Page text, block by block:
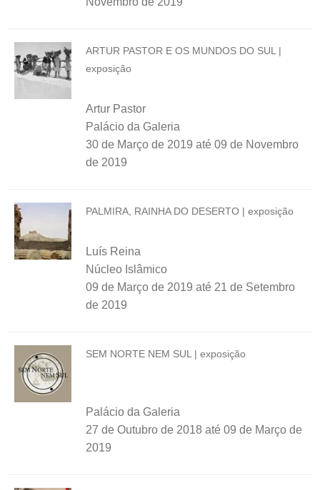
ARTUR PASTOR E OS MUNDOS DO SUL |
exposição
Artur Pastor
Palácio da Galeria
30 de Março de 2019 até 09 de Novembro
de 2019
PALMIRA, RAINHA DO DESERTO | exposição
Luís Reina
Núcleo Islâmico
09 de Março de 2019 até 21 de Setembro
de 2019
SEM NORTE NEM SUL | exposição
Palácio da Galeria
27 de Outubro de 2018 até 09 de Março de
2019